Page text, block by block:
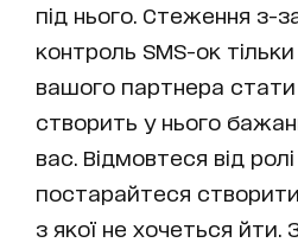
під нього. Стеження з-
контроль SMS-ок тільки
вашого партнера стати
створить у нього
вас. Відмовтеся від
постарайтеся
з якої не хочеться йти.